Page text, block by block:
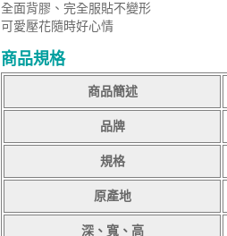
全面背膠、完全服貼不變形
可愛壓花隨時好心情
商品規格
商品簡述
品牌
規格
原產地
深、寬、高